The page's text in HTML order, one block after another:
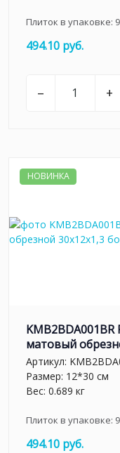
Плиток в упаковке: 9
494.10 руб.
– +
НОВИНКА
матовый
Артикул:
Размер: 12*30 см
Вес: 0.689 кг
Плиток в упаковке: 9
494.10 руб.